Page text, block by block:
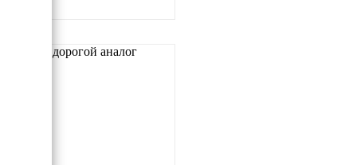
Самый дорогой аналог